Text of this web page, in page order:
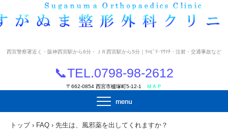
西宮警察署近く・阪神西宮駅から6分・ＪＲ西宮駅から5分｜ﾘﾊﾋﾞﾘ･ﾘｳﾏﾁ・注射・交通事故など
📞TEL.0798-98-2612
〒662-0854 西宮市櫨塚町5-12-1 ＭＡＰ
トップ › FAQ › 先生は、風邪薬を出してくれますか？